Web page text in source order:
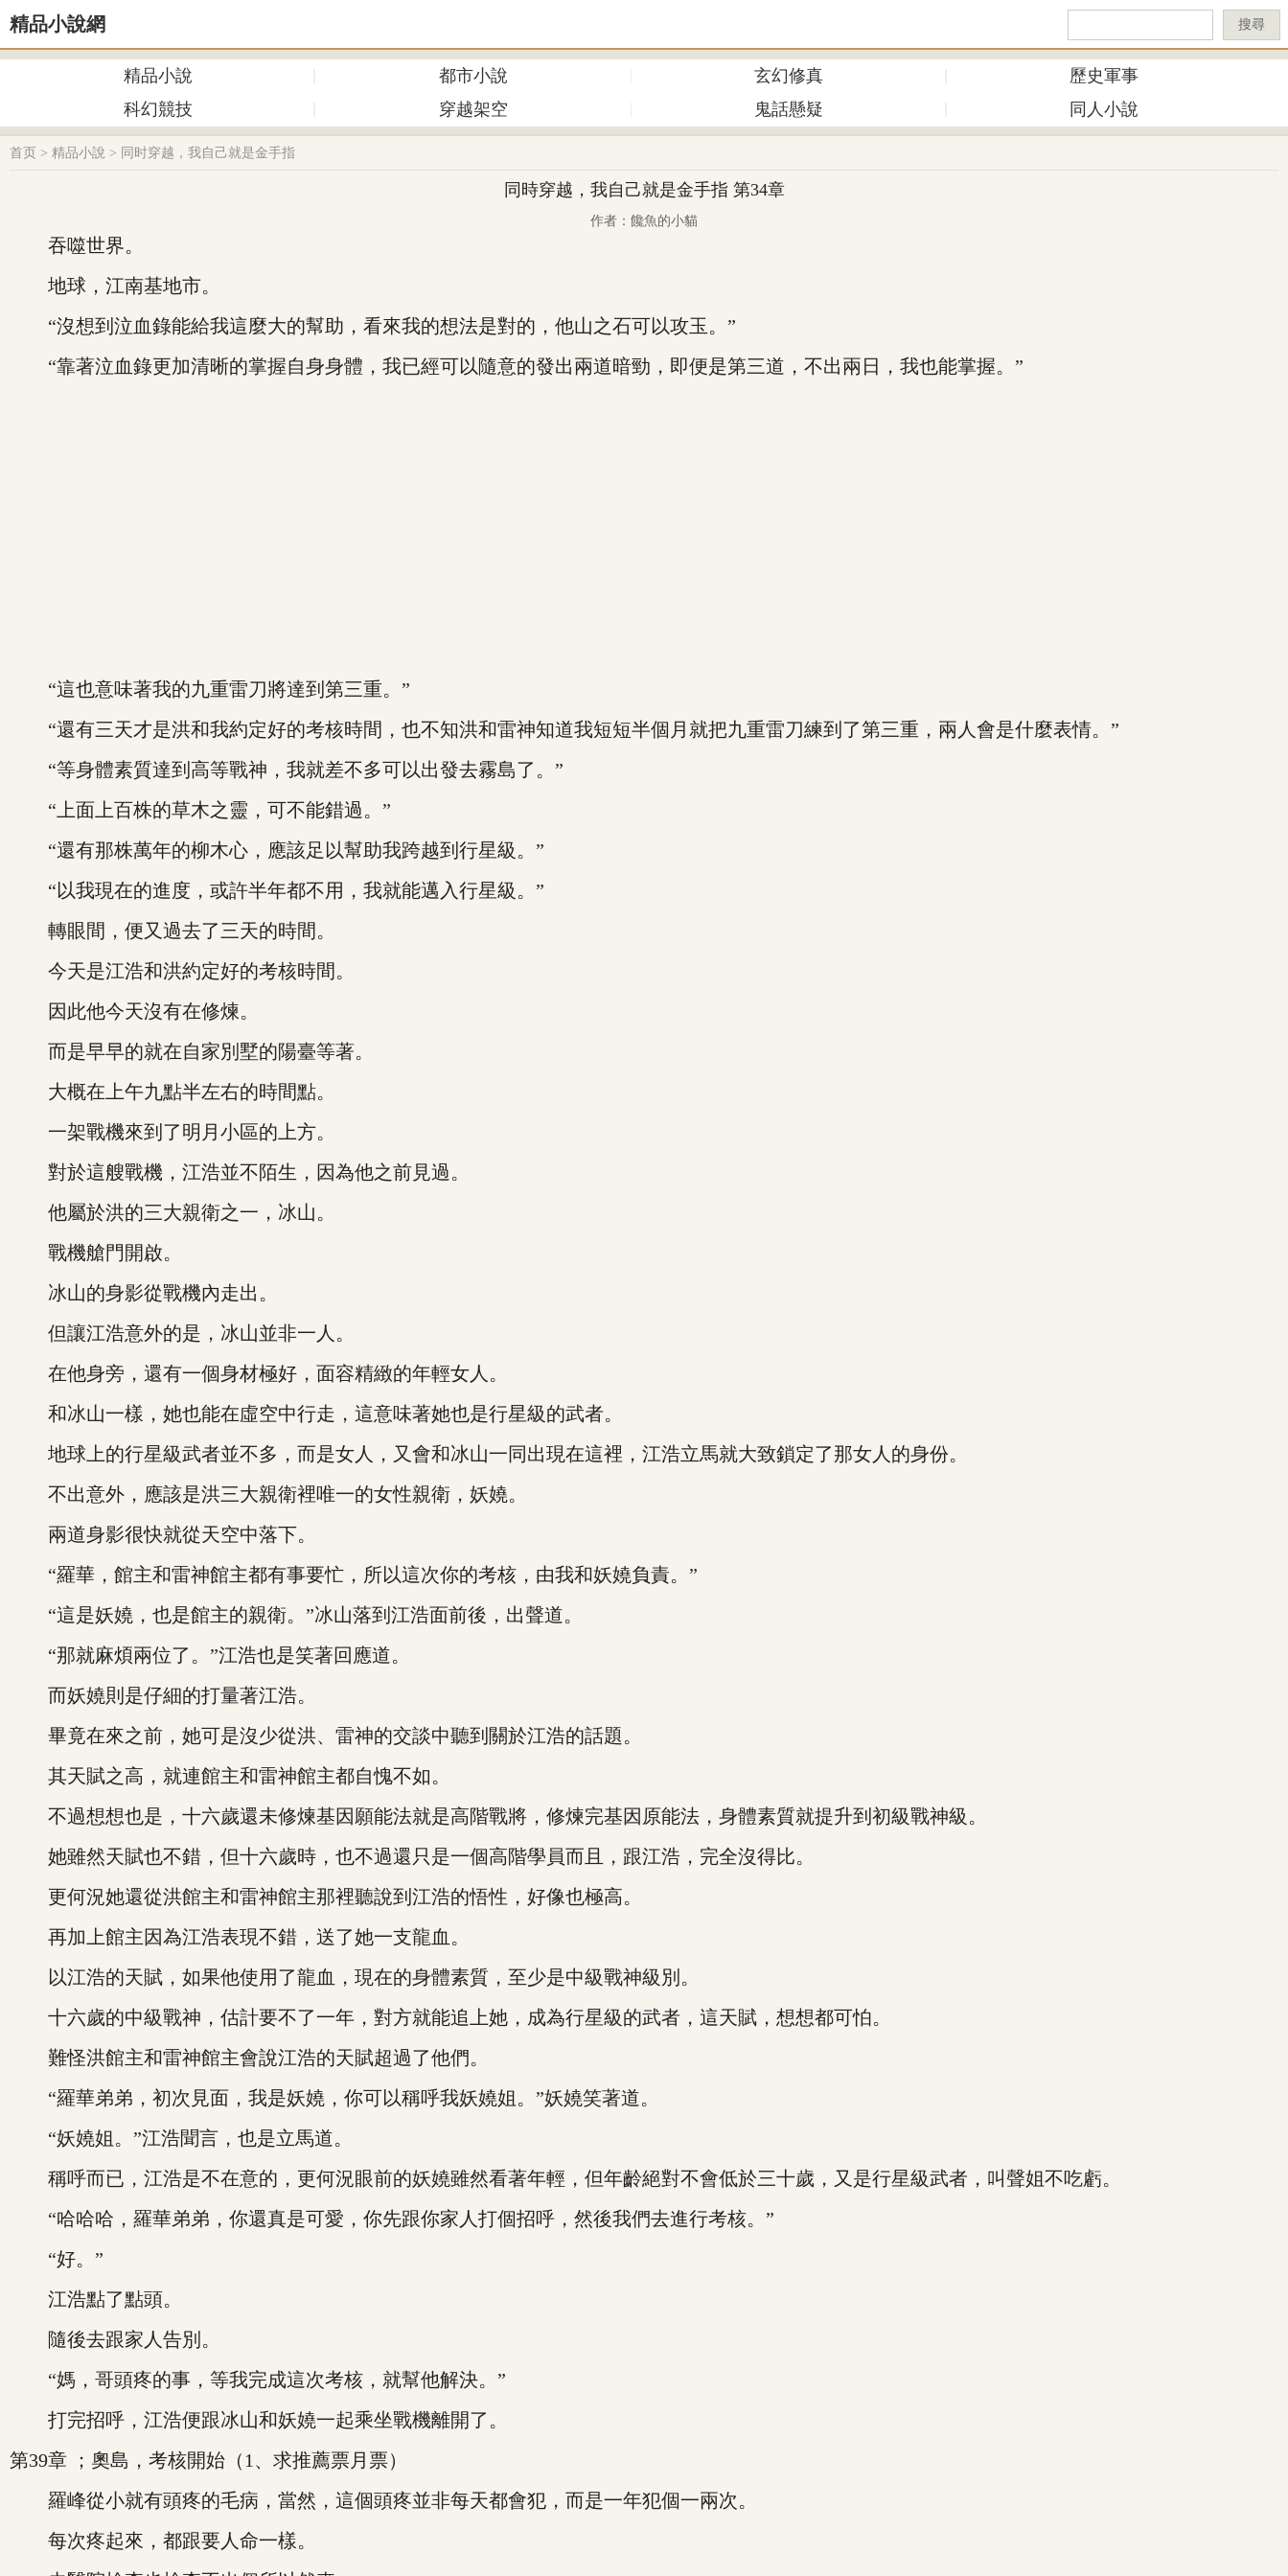
精品小說網 搜尋
精品小說 都市小說 玄幻修真
歷史軍事
科幻競技
穿越架空 鬼話懸疑 同人小說
首页 > 精品小說 > 同时穿越，我自己就是金手指
同時穿越，我自己就是金手指 第34章
作者：饞魚的小貓
吞噬世界。
地球，江南基地市。
“沒想到泣血錄能給我這麼大的幫助，看來我的想法是對的，他山之石可以攻玉。”
“靠著泣血錄更加清晰的掌握自身身體，我已經可以隨意的發出兩道暗勁，即便是第三道，不出兩日，我也能掌握。”
“這也意味著我的九重雷刀將達到第三重。”
“還有三天才是洪和我約定好的考核時間，也不知洪和雷神知道我短短半個月就把九重雷刀練到了第三重，兩人會是什麼表情。”
“等身體素質達到高等戰神，我就差不多可以出發去霧島了。”
“上面上百株的草木之靈，可不能錯過。”
“還有那株萬年的柳木心，應該足以幫助我跨越到行星級。”
“以我現在的進度，或許半年都不用，我就能邁入行星級。”
轉眼間，便又過去了三天的時間。
今天是江浩和洪約定好的考核時間。
因此他今天沒有在修煉。
而是早早的就在自家別墅的陽臺等著。
大概在上午九點半左右的時間點。
一架戰機來到了明月小區的上方。
對於這艘戰機，江浩並不陌生，因為他之前見過。
他屬於洪的三大親衛之一，冰山。
戰機艙門開啟。
冰山的身影從戰機內走出。
但讓江浩意外的是，冰山並非一人。
在他身旁，還有一個身材極好，面容精緻的年輕女人。
和冰山一樣，她也能在虛空中行走，這意味著她也是行星級的武者。
地球上的行星級武者並不多，而是女人，又會和冰山一同出現在這裡，江浩立馬就大致鎖定了那女人的身份。
不出意外，應該是洪三大親衛裡唯一的女性親衛，妖嬈。
兩道身影很快就從天空中落下。
“羅華，館主和雷神館主都有事要忙，所以這次你的考核，由我和妖嬈負責。”
“這是妖嬈，也是館主的親衛。”冰山落到江浩面前後，出聲道。
“那就麻煩兩位了。”江浩也是笑著回應道。
而妖嬈則是仔細的打量著江浩。
畢竟在來之前，她可是沒少從洪、雷神的交談中聽到關於江浩的話題。
其天賦之高，就連館主和雷神館主都自愧不如。
不過想想也是，十六歲還未修煉基因願能法就是高階戰將，修煉完基因原能法，身體素質就提升到初級戰神級。
她雖然天賦也不錯，但十六歲時，也不過還只是一個高階學員而且，跟江浩，完全沒得比。
更何況她還從洪館主和雷神館主那裡聽說到江浩的悟性，好像也極高。
再加上館主因為江浩表現不錯，送了她一支龍血。
以江浩的天賦，如果他使用了龍血，現在的身體素質，至少是中級戰神級別。
十六歲的中級戰神，估計要不了一年，對方就能追上她，成為行星級的武者，這天賦，想想都可怕。
難怪洪館主和雷神館主會說江浩的天賦超過了他們。
“羅華弟弟，初次見面，我是妖嬈，你可以稱呼我妖嬈姐。”妖嬈笑著道。
“妖嬈姐。”江浩聞言，也是立馬道。
稱呼而已，江浩是不在意的，更何況眼前的妖嬈雖然看著年輕，但年齡絕對不會低於三十歲，又是行星級武者，叫聲姐不吃虧。
“哈哈哈，羅華弟弟，你還真是可愛，你先跟你家人打個招呼，然後我們去進行考核。”
“好。”
江浩點了點頭。
隨後去跟家人告別。
“媽，哥頭疼的事，等我完成這次考核，就幫他解決。”
打完招呼，江浩便跟冰山和妖嬈一起乘坐戰機離開了。
第39章 ；奧島，考核開始（1、求推薦票月票）
羅峰從小就有頭疼的毛病，當然，這個頭疼並非每天都會犯，而是一年犯個一兩次。
每次疼起來，都跟要人命一樣。